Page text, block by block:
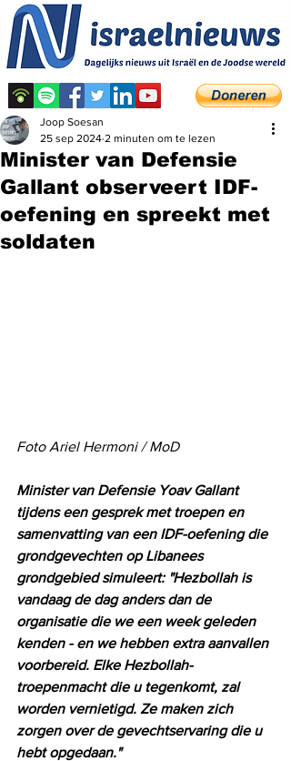
Minister van Defensie
Gallant observeert IDF-
oefening en spreekt met
soldaten
Joop Soesan
25 sep 2024 2 minuten om te lezen
Foto Ariel Hermoni / MoD
Minister van Defensie Yoav Gallant
tijdens een gesprek met troepen en
samenvatting van een IDF-oefening die
grondgevechten op Libanees
grondgebied simuleert: "Hezbollah is
vandaag de dag anders dan de
organisatie die we een week geleden
kenden - en we hebben extra aanvallen
voorbereid. Elke Hezbollah-
troepenmacht die u tegenkomt, zal
worden vernietigd. Ze maken zich
zorgen over de gevechtservaring die u
hebt opgedaan."